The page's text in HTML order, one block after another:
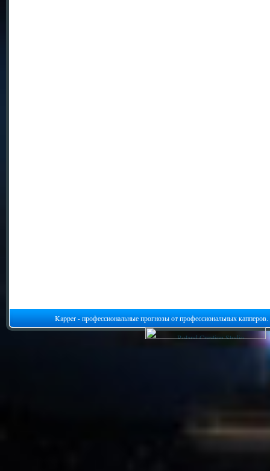
Kapper - профессиональные прогнозы от профессиональных